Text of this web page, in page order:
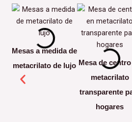
Mesas a medida de
metacrilato de lujo Mesa de
metacrilato
transparente
hogares